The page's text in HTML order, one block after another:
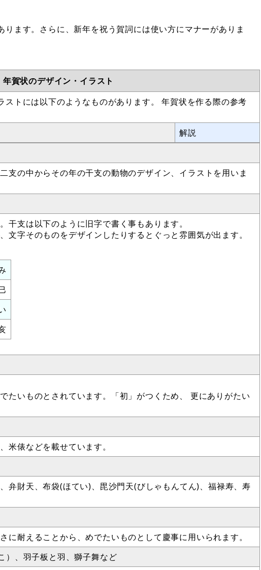
ます。さらに、新年を祝う賀詞には使い方にマナーがありま
賀状のデザイン・イラスト
トには以下のようなものがあります。 年賀状を作る際の参考
解説
支の中からその年の干支の動物のデザイン、イラストを用いま
干支は以下のように旧字で書く事もあります。
文字そのものをデザインしたりするとぐっと雰囲気が出ます。
たいものとされています。「初」がつくため、 更にありがたい
米俵などを載せています。
弁財天、布袋(ほてい)、毘沙門天(びしゃもんてん)、福禄寿、寿
に耐えることから、めでたいものとして慶事に用いられます。
）、羽子板と羽、獅子舞など